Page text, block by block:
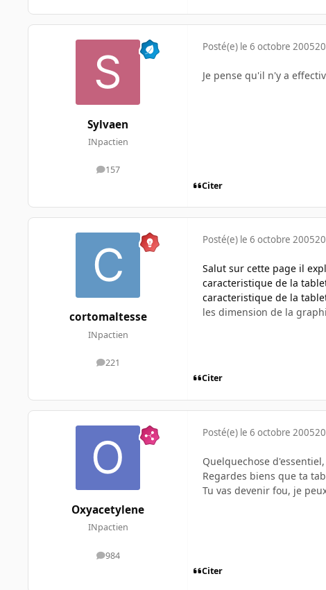
Sylvaen
INpactien
157
messages
Posté(e) le 6 octobre 2005
Je pense qu'il n'y a
Citer
cortomaltesse
INpactien
221
messages
Posté(e) le 6 octobre 2005
Salut sur cette page il
caracteristique de la
caracteristique de la
les dimension de la
Citer
Oxyacetylene
INpactien
984
messages
Posté(e) le 6 octobre 2005
Quelquechose
Regardes biens que ta
Tu vas devenir fou, je
Citer